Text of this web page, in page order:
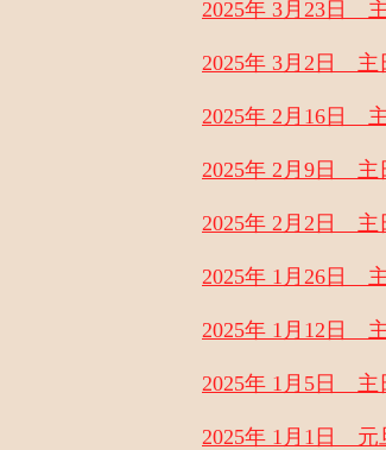
2025年 3月23日
2025年 3月2日 主
2025年 2月16日
2025年 2月9日 主
2025年 2月2日 主
2025年 1月26日
2025年 1月12日
2025年 1月5日 主
2025年 1月1日 元